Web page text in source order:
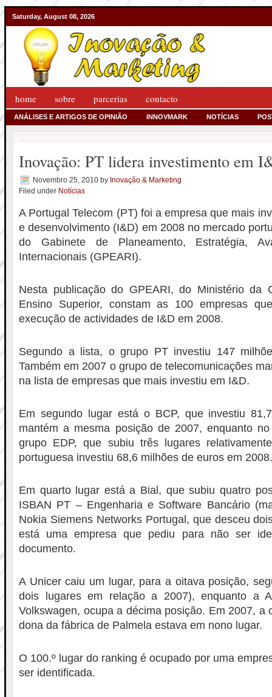
Saturday, August 08, 2026
home sobre parcerias contacto
ANÁLISES E ARTIGOS DE OPINIÃO INNOVMARK NOTÍCIAS
Inovação: PT lidera investimento em
Novembro 25, 2010 by Inovação & Marketing
Filed under Notícias
A Portugal Telecom (PT) foi a empresa que mais
e desenvolvimento (I&D) em 2008 no mercado
do Gabinete de Planeamento, Estratégia,
Internacionais (GPEARI).
Nesta publicação do GPEARI, do Ministério da
Ensino Superior, constam as 100 empresas
execução de actividades de I&D em 2008.
Segundo a lista, o grupo PT investiu 147
Também em 2007 o grupo de telecomunicações
na lista de empresas que mais investiu em I&D.
Em segundo lugar está o BCP, que investiu
mantém a mesma posição de 2007, enquanto
grupo EDP, que subiu três lugares
portuguesa investiu 68,6 milhões de euros em 2008.
Em quarto lugar está a Bial, que subiu quatro
ISBAN PT – Engenharia e Software Bancário
Nokia Siemens Networks Portugal, que desceu
está uma empresa que pediu para não ser
documento.
A Unicer caiu um lugar, para a oitava posição,
dois lugares em relação a 2007), enquanto a
Volkswagen, ocupa a décima posição. Em 2007, a
dona da fábrica de Palmela estava em nono lugar.
O 100.º lugar do ranking é ocupado por uma
ser identificada.